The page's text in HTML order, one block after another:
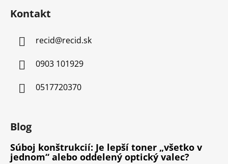
Kontakt
recid@recid.sk
0903 101929
0517720370
Blog
Súboj konštrukcií: Je lepší toner „všetko v
jednom“ alebo oddelený optický valec?